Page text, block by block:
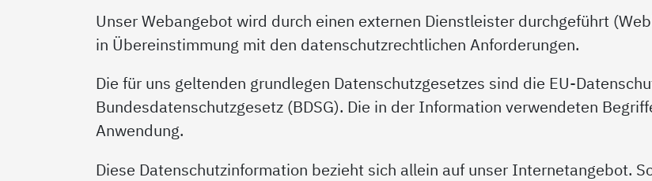
Unser Webangebot wird durch einen externen Dienstleister durchgeführt
in Übereinstimmung mit den datenschutzrechtlichen Anforderungen.
Die für uns geltenden grundlegen Datenschutzgesetzes sind die EU-
Bundesdatenschutzgesetz (BDSG). Die in der Information verwendeten
Anwendung.
Diese Datenschutzinformation bezieht sich allein auf unser Internetangebot.